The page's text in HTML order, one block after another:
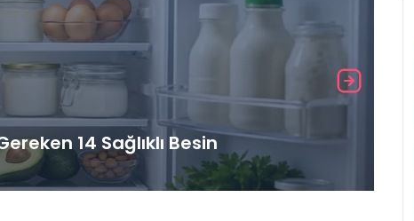
14 Sağlıklı Besin